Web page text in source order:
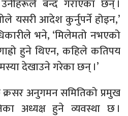
बन्द गराएका छन् ।
यसरी आदेश कुर्नुपर्ने होइन,’
भने, ‘मिलेमतो नभएको
हुने थिएन, कहिले कतिपय
देखाउने गरेका छन् ।’
क्रसर अनुगमन समितिको प्रमुख
अध्यक्ष हुने व्यवस्था छ ।